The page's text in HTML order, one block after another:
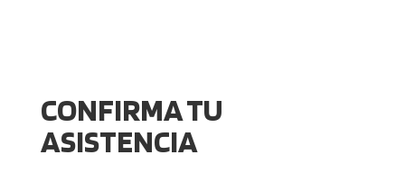
CONFIRMA TU
ASISTENCIA